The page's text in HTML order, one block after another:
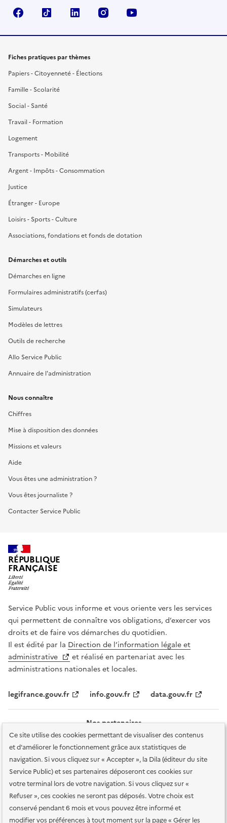
Ce site utilise des cookies permettant de visualiser des contenus
et d'améliorer le fonctionnement grâce aux statistiques de
navigation. Si vous cliquez sur « Accepter », la Dila (éditeur du site
Service Public) et ses partenaires déposeront ces cookies sur
votre terminal lors de votre navigation. Si vous cliquez sur «
Refuser », ces cookies ne seront pas déposés. Votre choix est
conservé pendant 6 mois et vous pouvez être informé et
modifier vos préférences à tout moment sur la page « Gérer les
FacebookTikTok LinkedIn Instagram
Fiches pratiques par thèmes
Papiers - Citoyenneté - Élections
Famille - Scolarité
Social - Santé
Travail - Formation
Logement
Transports - Mobilité
Argent - Impôts - Consommation
Justice
Étranger - Europe
Loisirs - Sports - Culture
Associations, fondations et fonds de dotation
Démarches et outils
Démarches en ligne
Formulaires administratifs (cerfas)
Simulateurs
Modèles de lettres
Outils de recherche
Allo Service Public
Annuaire de l'administration
Nous connaître
Chiffres
Mise à disposition des données
Missions et valeurs
Aide
Vous êtes une administration ?
Vous êtes journaliste ?
Contacter Service Public
RÉPUBLIQUE
FRANÇAISE
Service Public vous informe et vous oriente vers les services
qui permettent de connaître vos obligations, d’exercer vos
droits et de faire vos démarches du quotidien.
Il est édité par la Direction de l’information légale et
administrative
et réalisé en partenariat avec les
administrations nationales et locales.
legifrance.gouv.fr info.gouv.fr data.gouv.fr
Nos partenaires
Plan du site Accessibilité : totalement conforme
Accessibilité des
services en ligne Mentions légales Données personnelles et sécurité